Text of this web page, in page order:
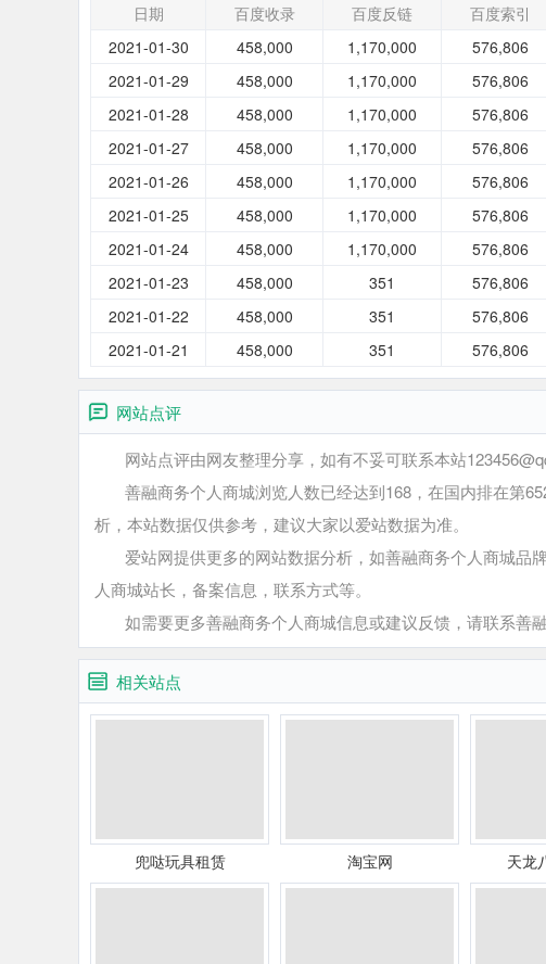
日期 百度收录 百度反链 百度索引
2021-01-30
458,000 1,170,000 576,806
2021-01-29
458,000 1,170,000 576,806
2021-01-28
458,000 1,170,000 576,806
2021-01-27
458,000 1,170,000 576,806
2021-01-26
458,000 1,170,000 576,806
2021-01-25
458,000 1,170,000 576,806
2021-01-24
458,000 1,170,000 576,806
2021-01-23
458,000 351 576,806
2021-01-22
458,000 351 576,806
2021-01-21
458,000 351 576,806
网站点评
网站点评由网友整理分享，如有不妥可联系本站
善融商务个人商城浏览人数已经达到168，在国内排在第
析，本站数据仅供参考，建议大家以爱站数据为准。
爱站网提供更多的网站数据分析，如善融商务个人商城品
人商城站长，备案信息，联系方式等。
如需要更多善融商务个人商城信息或建议反馈，请联系善融
相关站点
兜哒玩具租赁 淘宝网 天龙